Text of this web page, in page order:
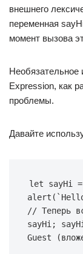
внешнего
переменная
момент вызова
Необязательное
Expression, как
проблемы.
Давайте
let sayHi
// Теперь
sayHi;
Guest